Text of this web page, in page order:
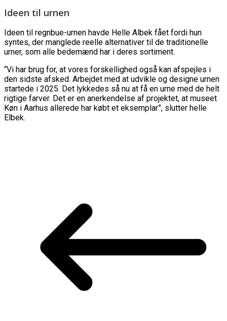
Ideen til urnen
Ideen til regnbue-urnen havde Helle Albek fået fordi hun
syntes, der manglede reelle alternativer til de traditionelle
urner, som alle bedemænd har i deres sortiment.
“Vi har brug for, at vores forskellighed også kan afspejles i
den sidste afsked. Arbejdet med at udvikle og designe urnen
startede i 2025. Det lykkedes så nu at få en urne med de helt
rigtige farver. Det er en anerkendelse af projektet, at museet
Køn i Aarhus allerede har købt et eksemplar”, slutter helle
Elbek.